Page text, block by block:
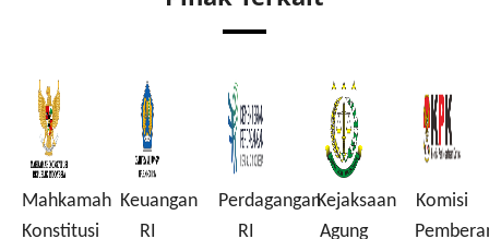
Mahkamah
Konstitusi
Keuangan
RI
Perdagangan
RI
Kejaksaan
Agung
Komisi